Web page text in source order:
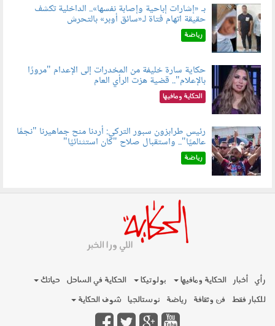
060804.jpg
بـ «إشارات إباحية وإصابة نفسها».. الداخلية تكشف
حقيقة اتهام فتاة لـ«سائق أوبر» بالتحرش
رياضة
060801.jpeg
حكاية سارة خليفة من المخدرات إلى الإعدام "مرورًا
بالإعلام".. قضية هزت الرأي العام
الحكاية ومافيها
060803.jpg
رئيس طرابزون سبور التركي: أردنا منح جماهيرنا "نجمًا
عالميًا".. واستقبال صلاح "كان استثنائيًا"
رياضة
رأي أخبار الحكاية ومافيها بولوتيكا الحكاية في الساحل
حياتك
للكبار فقط فن وثقافة رياضة نوستالجيا شوف الحكاية